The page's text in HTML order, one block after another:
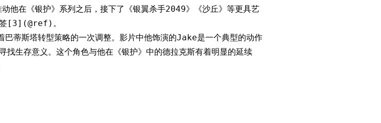
他在《银护》系列之后，接下了《银翼杀手2049》《沙丘》等更具艺
签[3](@ref)。
巴蒂斯塔转型策略的一次调整。影片中他饰演的Jake是一个典型的动作
找生存意义。这个角色与他在《银护》中的德拉克斯有着明显的延续